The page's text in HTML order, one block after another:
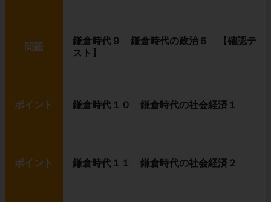
問題
鎌倉時代９ 鎌倉時代の政治６ 【確認テ
スト】
ポイント 鎌倉時代１０ 鎌倉時代の社会経済１
ポイント 鎌倉時代１１ 鎌倉時代の社会経済２